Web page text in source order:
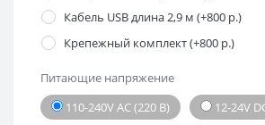
Кабель USB длина 2,9 м (+800 р.)
Крепежный комплект (+800 р.)
Питающие напряжение
110-240V AC (220 В)
12-24V